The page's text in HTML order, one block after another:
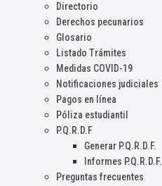
Directorio
Derechos pecunarios
Glosario
Listado Trámites
Medidas COVID-19
Notificaciones judiciales
Pagos en línea
Póliza estudiantil
P.Q.R.D.F
Generar P.Q.R.D.F.
Informes P.Q.R.D.F.
Preguntas frecuentes